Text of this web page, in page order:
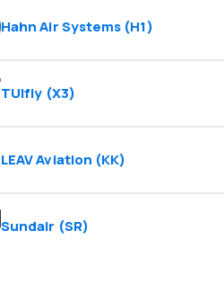
Hahn Air Systems (H1)
TUIfly (X3)
LEAV Aviation (KK)
Sundair (SR)